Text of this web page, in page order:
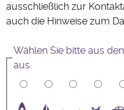
ausschließlich zur
auch die Hinweise zum
Wählen Sie bitte aus
aus.